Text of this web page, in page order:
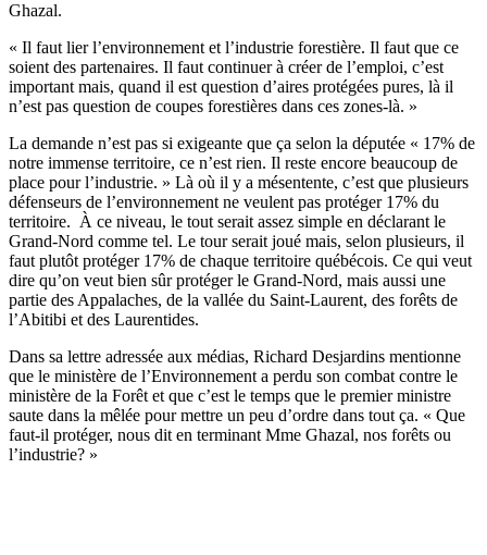
Ghazal.
« Il faut lier l’environnement et l’industrie forestière. Il faut que ce
soient des partenaires. Il faut continuer à créer de l’emploi, c’est
important mais, quand il est question d’aires protégées pures, là il
n’est pas question de coupes forestières dans ces zones-là. »
La demande n’est pas si exigeante que ça selon la députée « 17% de
notre immense territoire, ce n’est rien. Il reste encore beaucoup de
place pour l’industrie. » Là où il y a mésentente, c’est que plusieurs
défenseurs de l’environnement ne veulent pas protéger 17% du
territoire. À ce niveau, le tout serait assez simple en déclarant le
Grand-Nord comme tel. Le tour serait joué mais, selon plusieurs, il
faut plutôt protéger 17% de chaque territoire québécois. Ce qui veut
dire qu’on veut bien sûr protéger le Grand-Nord, mais aussi une
partie des Appalaches, de la vallée du Saint-Laurent, des forêts de
l’Abitibi et des Laurentides.
Dans sa lettre adressée aux médias, Richard Desjardins mentionne
que le ministère de l’Environnement a perdu son combat contre le
ministère de la Forêt et que c’est le temps que le premier ministre
saute dans la mêlée pour mettre un peu d’ordre dans tout ça. « Que
faut-il protéger, nous dit en terminant Mme Ghazal, nos forêts ou
l’industrie? »